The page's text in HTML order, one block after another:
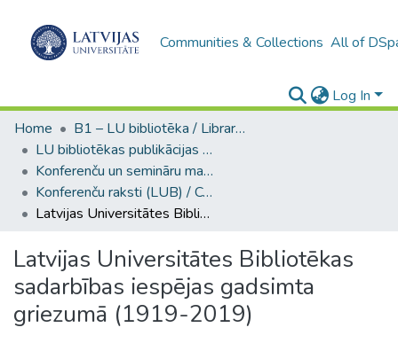
Communities & Collections All of
Log In
Home
B1 – LU bibliotēka / Library of the UL
LU bibliotēkas publikācijas / Publications of the University Library
Konferenču un semināru materiāli (LUB) / Conference and seminar materials
Konferenču raksti (LUB) / Conference papers
Latvijas Universitātes Bibliotēkas sadarbības iespējas gadsimta griezumā (1919-2019)
Latvijas Universitātes Bibliotēkas
sadarbības iespējas gadsimta
griezumā (1919-2019)